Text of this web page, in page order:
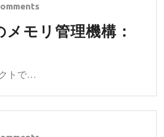
メモリ管理機構：
トで…